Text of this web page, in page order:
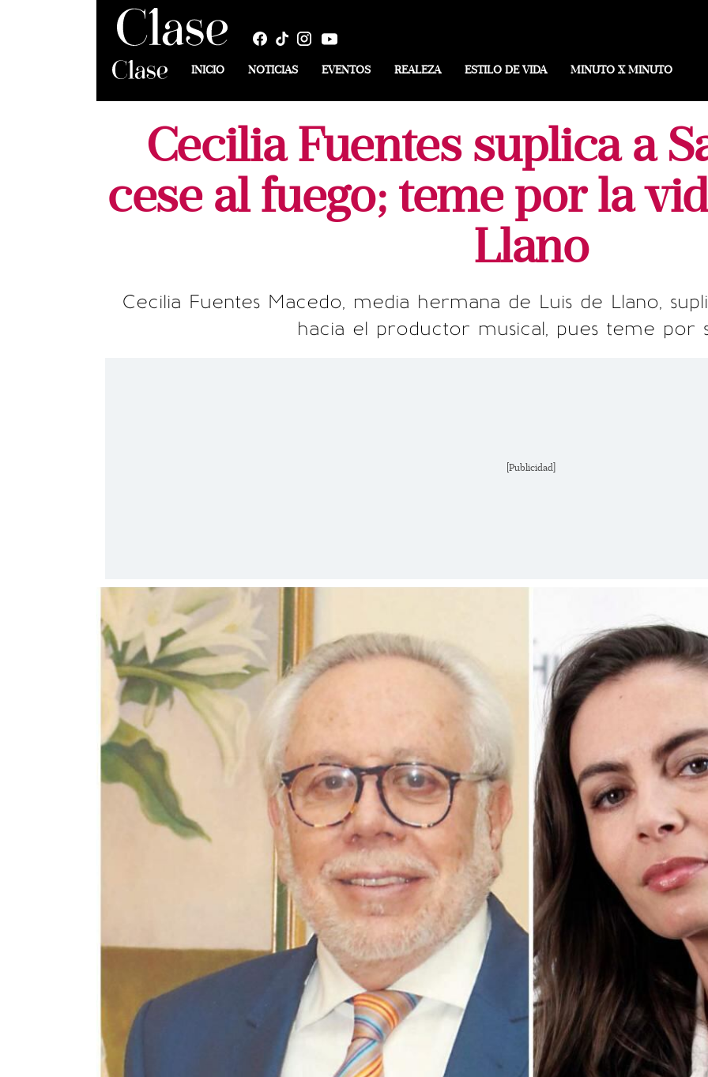
INICIO NOTICIAS EVENTOS REALEZA ESTILO DE VIDA MINUTO X MINUTO
Cecilia Fuentes suplica a
cese al fuego; teme por la
Llano
Cecilia Fuentes Macedo, media hermana de Luis de Llano,
hacia el productor musical, pues teme por
[Publicidad]